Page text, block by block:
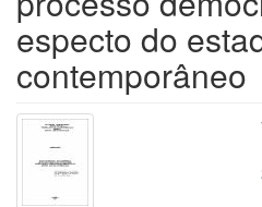
especto do
contemporâneo